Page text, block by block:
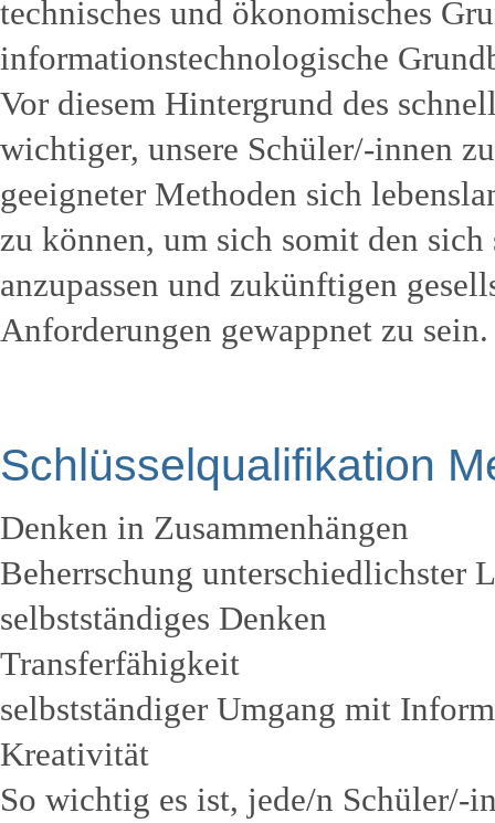
technisches und ökonomisches
informationstechnologische
Vor diesem Hintergrund des
wichtiger, unsere Schüler/-innen
geeigneter Methoden sich
zu können, um sich somit den
anzupassen und zukünftigen
Anforderungen gewappnet zu sein.
Schlüsselqualifikation
Denken in Zusammenhängen
Beherrschung unterschiedlichster
selbstständiges Denken
Transferfähigkeit
selbstständiger Umgang mit
Kreativität
So wichtig es ist, jede/n Schüler/-